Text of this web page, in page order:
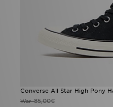
Converse All Star High Pony
War85,00€